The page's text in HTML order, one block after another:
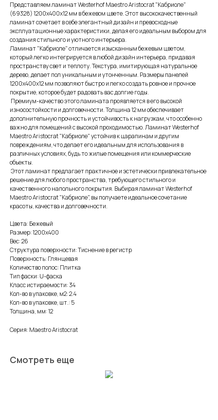
Представляем ламинат Westerhof Maestro Aristocrat "Кабриоле"
(69328) 1200x400x12 мм в бежевом цвете. Этот высококачественный
ламинат сочетает в себе элегантный дизайн и превосходные
эксплуатационные характеристики, делая его идеальным выбором для
создания стильного и уютного интерьера.
Ламинат "Кабриоле" отличается изысканным бежевым цветом,
который легко интегрируется в любой дизайн интерьера, придавая
пространству свет и теплоту. Текстура, имитирующая натуральное
дерево, делает пол уникальным и утонченным. Размеры панелей
1200x400x12 мм позволяют быстро и легко создать ровное и прочное
покрытие, которое будет радовать вас долгие годы.
Премиум-качество этого ламината проявляется в его высокой
износостойкости и долговечности. Толщина 12 мм обеспечивает
дополнительную прочность и устойчивость к нагрузкам, что особенно
важно для помещений с высокой проходимостью. Ламинат Westerhof
Maestro Aristocrat "Кабриоле" устойчив к царапинам и другим
повреждениям, что делает его идеальным для использования в
различных условиях, будь то жилые помещения или коммерческие
объекты.
Этот ламинат предлагает практичное и эстетически привлекательное
решение для любого пространства, требующего стильного и
качественного напольного покрытия. Выбирая ламинат Westerhof
Maestro Aristocrat "Кабриоле", вы получаете идеальное сочетание
красоты, качества и долговечности.
Цвета: Бежевый
Размер: 1200х400
Вес: 26
Структура поверхности: Тиснение в регистр
Поверхность: Глянцевая
Количество полос: Плитка
Тип фаски: U-фаска
Класс истираемости: 34
Кол-во в упаковке, м2: 2.4
Кол-во в упаковке, шт.: 5
Толщина, мм: 12
Серия: Maestro Aristocrat
Смотреть еще